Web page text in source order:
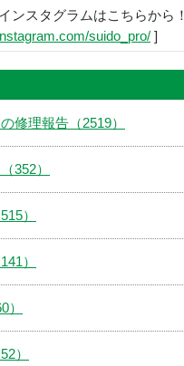
ンスタグラムはこちらから！
suido_pro/ ]
修理報告（2519）
352）
）
）
）
）